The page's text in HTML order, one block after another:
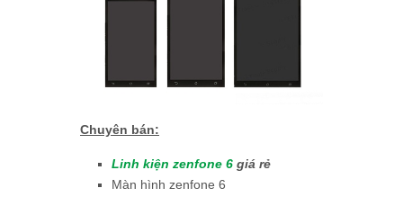
Chuyên bán:
Linh kiện zenfone 6 giá rẻ
Màn hình zenfone 6